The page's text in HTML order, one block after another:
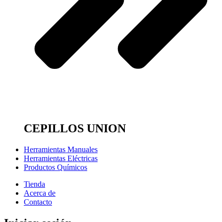
CEPILLOS UNION
Herramientas Manuales
Herramientas Eléctricas
Productos Químicos
Tienda
Acerca de
Contacto